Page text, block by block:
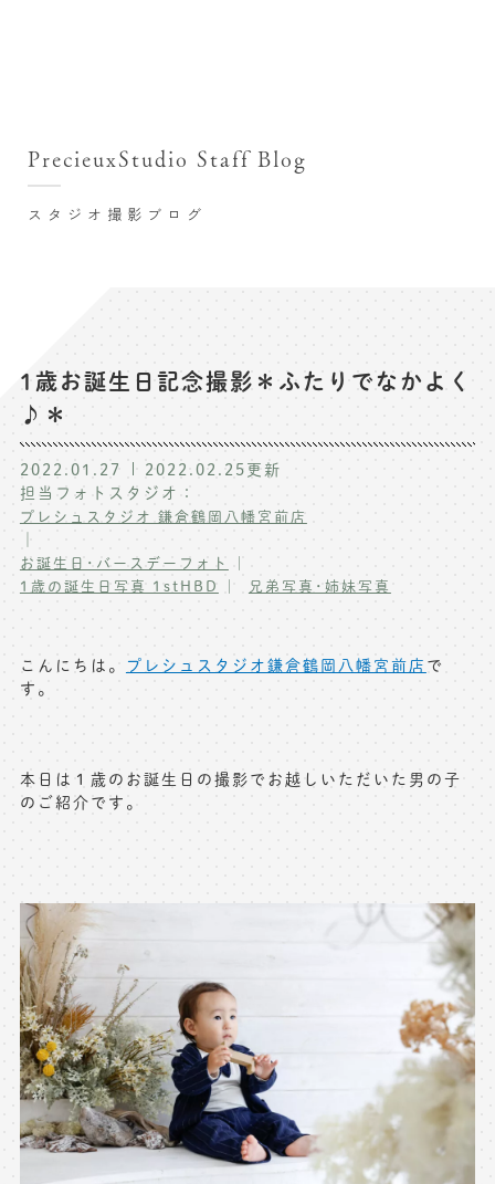
七五三お参り用着物レンタル
お宮参り写真撮影
ハーフバースデー撮影
卒業袴･卒業写真撮影
ハーフ成人式･10歳の祝い記念撮影
家族写真･記念写真撮影
マタニティフォト撮影
フレンド記念撮影
よくある質問
写真商品一覧
お祝いギフトカード
店舗情報についてはお手数ですが
各店舗までお問い合わせください
toiawase@precieux-studio.com
※上記アドレスは総合窓口となります
[営業時間] 9:00～17:00
[定休日] 土日祝日
マイページへログインする
スタジオ撮影ブログ
PrecieuxStudio Staff Blog
1歳お誕生日記念撮影＊ふたりでなかよく
♪＊
2022.01.27 2022.02.25更新
担当フォトスタジオ：
プレシュスタジオ 鎌倉鶴岡八幡宮前店
｜
お誕生日･バースデーフォト
1歳の誕生日写真 1stHBD
兄弟写真･姉妹写真
こんにちは。 プレシュスタジオ鎌倉鶴岡八幡宮前店 で
す。
本日は１歳のお誕生日の撮影でお越しいただいた男の子
のご紹介です。